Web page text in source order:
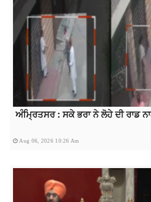
ਅੰਮ੍ਰਿਤਸਰ : ਸਕੇ ਭਰਾ ਨੇ ਲੋਹੇ ਦੀ ਰਾਡ
Aug 06, 2026 10:26 Am